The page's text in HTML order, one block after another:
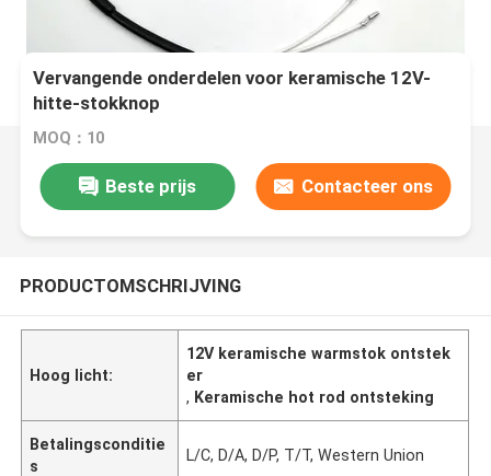
Vervangende onderdelen voor keramische 12V-
hitte-stokknop
MOQ：10
Beste prijs Contacteer ons
PRODUCTOMSCHRIJVING
Hoog licht:
12V keramische warmstok ontstek
er
, Keramische hot rod ontsteking
Betalingsconditie
s
L/C, D/A, D/P, T/T, Western Union